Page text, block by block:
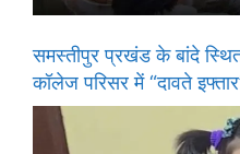
समस्तीपुर प्रखंड के बांदे स्थित
कॉलेज परिसर में “दावते